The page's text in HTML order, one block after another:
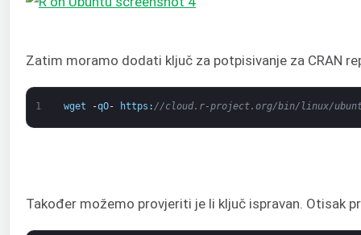
Zatim moramo dodati ključ za potpisivanje za CRAN
1 wget -qO- https : //cloud.r-project.org/bin/linux/
Također možemo provjeriti je li ključ ispravan. Otisak